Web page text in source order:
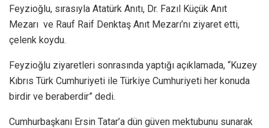
Feyzioğlu, sırasıyla Atatürk Anıtı, Dr. Fazıl Küçük Anıt
Mezarı ve Rauf Raif Denktaş Anıt Mezarı’nı ziyaret etti,
çelenk koydu.
Feyzioğlu ziyaretleri sonrasında yaptığı açıklamada, “Kuzey
Kıbrıs Türk Cumhuriyeti ile Türkiye Cumhuriyeti her konuda
birdir ve beraberdir” dedi.
Cumhurbaşkanı Ersin Tatar’a dün güven mektubunu sunarak